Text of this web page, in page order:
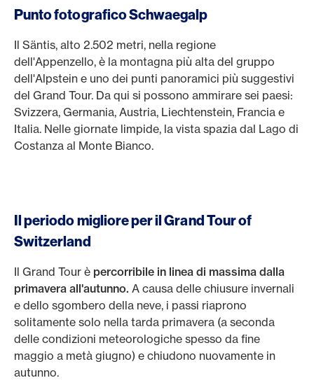
Punto fotografico Schwaegalp
Il Säntis, alto 2.502 metri, nella regione
dell'Appenzello, è la montagna più alta del gruppo
dell'Alpstein e uno dei punti panoramici più suggestivi
del Grand Tour. Da qui si possono ammirare sei paesi:
Svizzera, Germania, Austria, Liechtenstein, Francia e
Italia. Nelle giornate limpide, la vista spazia dal Lago di
Costanza al Monte Bianco.
Il periodo migliore per il Grand Tour of
Switzerland
Il Grand Tour è percorribile in linea di massima dalla
primavera all'autunno. A causa delle chiusure invernali
e dello sgombero della neve, i passi riaprono
solitamente solo nella tarda primavera (a seconda
delle condizioni meteorologiche spesso da fine
maggio a metà giugno) e chiudono nuovamente in
autunno.